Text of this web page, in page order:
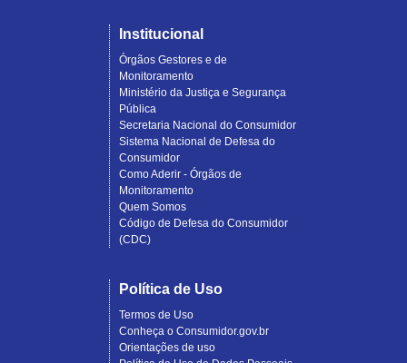
Institucional
Órgãos Gestores e de
Monitoramento
Ministério da Justiça e Segurança
Pública
Secretaria Nacional do Consumidor
Sistema Nacional de Defesa do
Consumidor
Como Aderir - Órgãos de
Monitoramento
Quem Somos
Código de Defesa do Consumidor
(CDC)
Política de Uso
Termos de Uso
Conheça o Consumidor.gov.br
Orientações de uso